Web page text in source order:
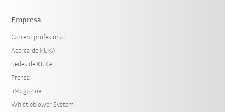
Empresa
Carrera profesional
Acerca de KUKA
Sedes de KUKA
Prensa
iiMagazine
Whistleblower System